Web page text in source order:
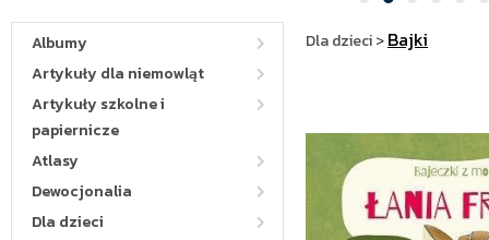
Albumy
Artykuły dla niemowląt
Artykuły szkolne i
papiernicze
Atlasy
Dewocjonalia
Dla dzieci
Dla dzieci>Bajki